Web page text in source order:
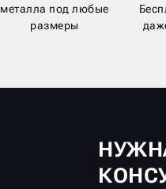
металла под любые
размеры